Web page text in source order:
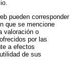
pueden corresponder
que se mencione
valoración o
por las
a efectos
de sus